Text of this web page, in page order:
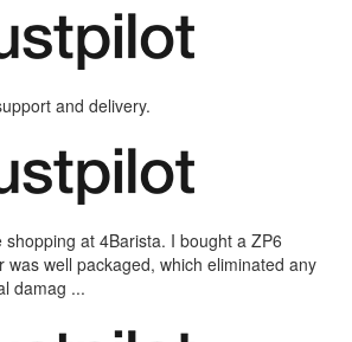
the trust pilot results, I'm always a bit
I did not hear of before, but this
The shipping was surprisingly fast, even
the store is based in Romania/Austria.